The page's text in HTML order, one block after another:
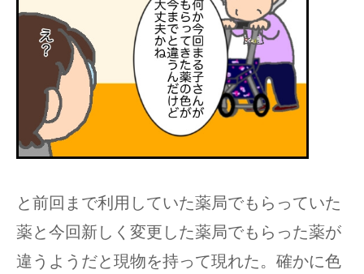
と前回まで利用していた薬局でもらっていた
薬と今回新しく変更した薬局でもらった薬が
違うようだと現物を持って現れた。確かに色